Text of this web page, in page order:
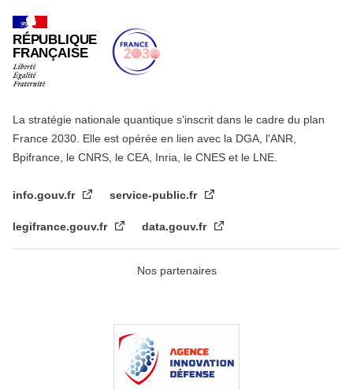
RÉPUBLIQUE
FRANÇAISE
La stratégie nationale quantique s'inscrit dans le cadre du plan
France 2030. Elle est opérée en lien avec la DGA, l'ANR,
Bpifrance, le CNRS, le CEA, Inria, le CNES et le LNE.
info.gouv.fr service-public.fr
legifrance.gouv.fr data.gouv.fr
Nos partenaires